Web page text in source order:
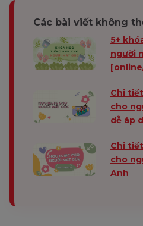
Các bài viết không
5+
người
Chi
cho
dễ áp
Chi
cho
Anh